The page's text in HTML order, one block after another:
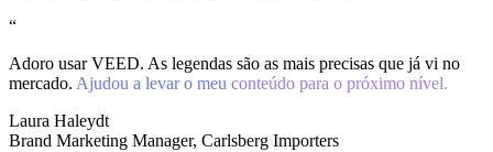
“
Adoro usar VEED. As legendas são as mais precisas que já vi no
mercado. Ajudou a levar o meu conteúdo para o próximo nível.
Laura Haleydt
Brand Marketing Manager, Carlsberg Importers